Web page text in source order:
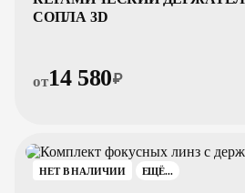
СОПЛА 3D
от14 580₽
НЕТ В НАЛИЧИИ ЕЩЁ...